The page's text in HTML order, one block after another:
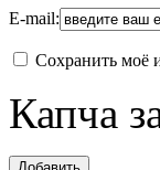
E-mail:
Сохранить моё
Капча